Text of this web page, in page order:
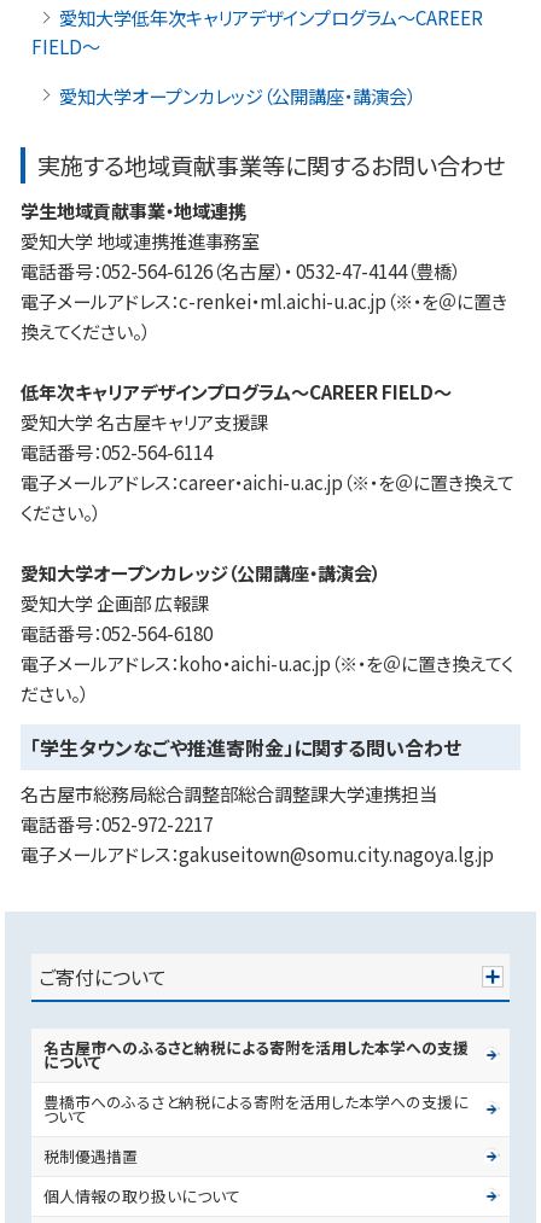
愛知大学低年次キャリアデザインプログラム～CAREER
FIELD～
愛知大学オープンカレッジ（公開講座・講演会）
実施する地域貢献事業等に関するお問い合わせ
学生地域貢献事業・地域連携
愛知大学 地域連携推進事務室
電話番号：052-564-6126（名古屋）・ 0532-47-4144（豊橋）
電子メールアドレス：c-renkei・ml.aichi-u.ac.jp（※・を＠に置き
換えてください。）
低年次キャリアデザインプログラム～CAREER FIELD～
愛知大学 名古屋キャリア支援課
電話番号：052-564-6114
電子メールアドレス：career・aichi-u.ac.jp（※・を＠に置き換えて
ください。）
愛知大学オープンカレッジ（公開講座・講演会）
愛知大学 企画部 広報課
電話番号：052-564-6180
電子メールアドレス：koho・aichi-u.ac.jp（※・を＠に置き換えてく
ださい。）
「学生タウンなごや推進寄附金」に関する問い合わせ
名古屋市総務局総合調整部総合調整課大学連携担当
電話番号：052-972-2217
電子メールアドレス：gakuseitown@somu.city.nagoya.lg.jp
ご寄付について
名古屋市へのふるさと納税による寄附を活用した本学への支援
について
豊橋市へのふるさと納税による寄附を活用した本学への支援に
ついて
税制優遇措置
個人情報の取り扱いについて